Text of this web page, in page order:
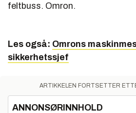
feltbuss. Omron.
Les også: Omrons
sikkerhetssjef
ARTIKKELEN FORTSETTER
ANNONSØRINNHOLD